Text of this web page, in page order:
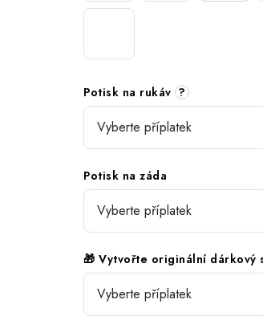
Potisk na rukáv ?
Potisk na záda
🎁 Vytvořte originální dárkový